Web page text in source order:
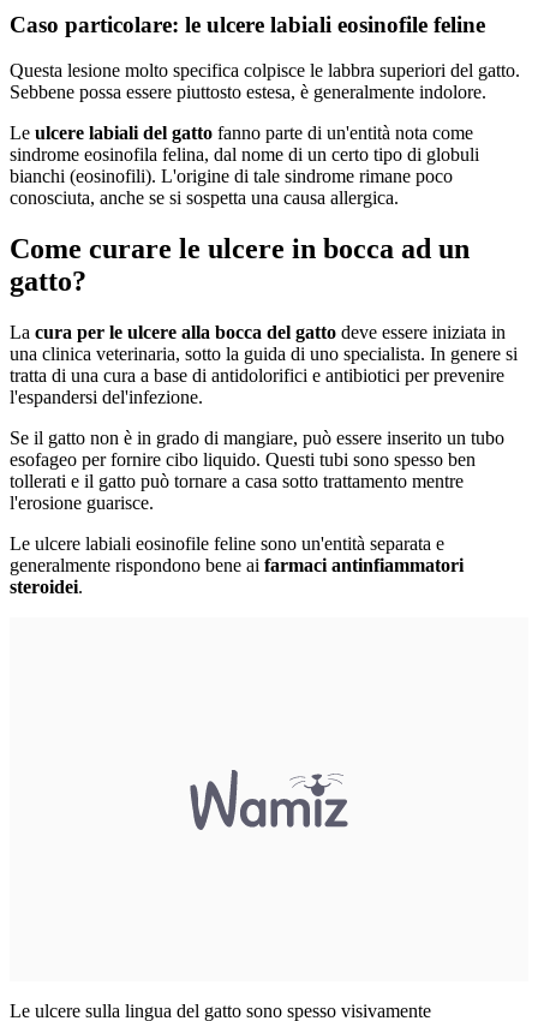
Caso particolare: le ulcere labiali eosinofile feline
Questa lesione molto specifica colpisce le labbra superiori del gatto.
Sebbene possa essere piuttosto estesa, è generalmente indolore.
Le ulcere labiali del gatto fanno parte di un'entità nota come
sindrome eosinofila felina, dal nome di un certo tipo di globuli
bianchi (eosinofili). L'origine di tale sindrome rimane poco
conosciuta, anche se si sospetta una causa allergica.
Come curare le ulcere in bocca ad un
gatto?
La cura per le ulcere alla bocca del gatto deve essere iniziata in
una clinica veterinaria, sotto la guida di uno specialista. In genere si
tratta di una cura a base di antidolorifici e antibiotici per prevenire
l'espandersi del'infezione.
Se il gatto non è in grado di mangiare, può essere inserito un tubo
esofageo per fornire cibo liquido. Questi tubi sono spesso ben
tollerati e il gatto può tornare a casa sotto trattamento mentre
l'erosione guarisce.
Le ulcere labiali eosinofile feline sono un'entità separata e
generalmente rispondono bene ai farmaci antinfiammatori
steroidei.
Le ulcere sulla lingua del gatto sono spesso visivamente